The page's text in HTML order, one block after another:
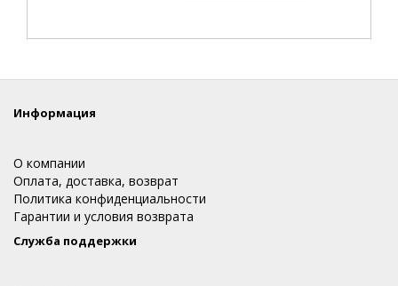
Информация
О компании
Оплата, доставка, возврат
Политика конфиденциальности
Гарантии и условия возврата
Служба поддержки